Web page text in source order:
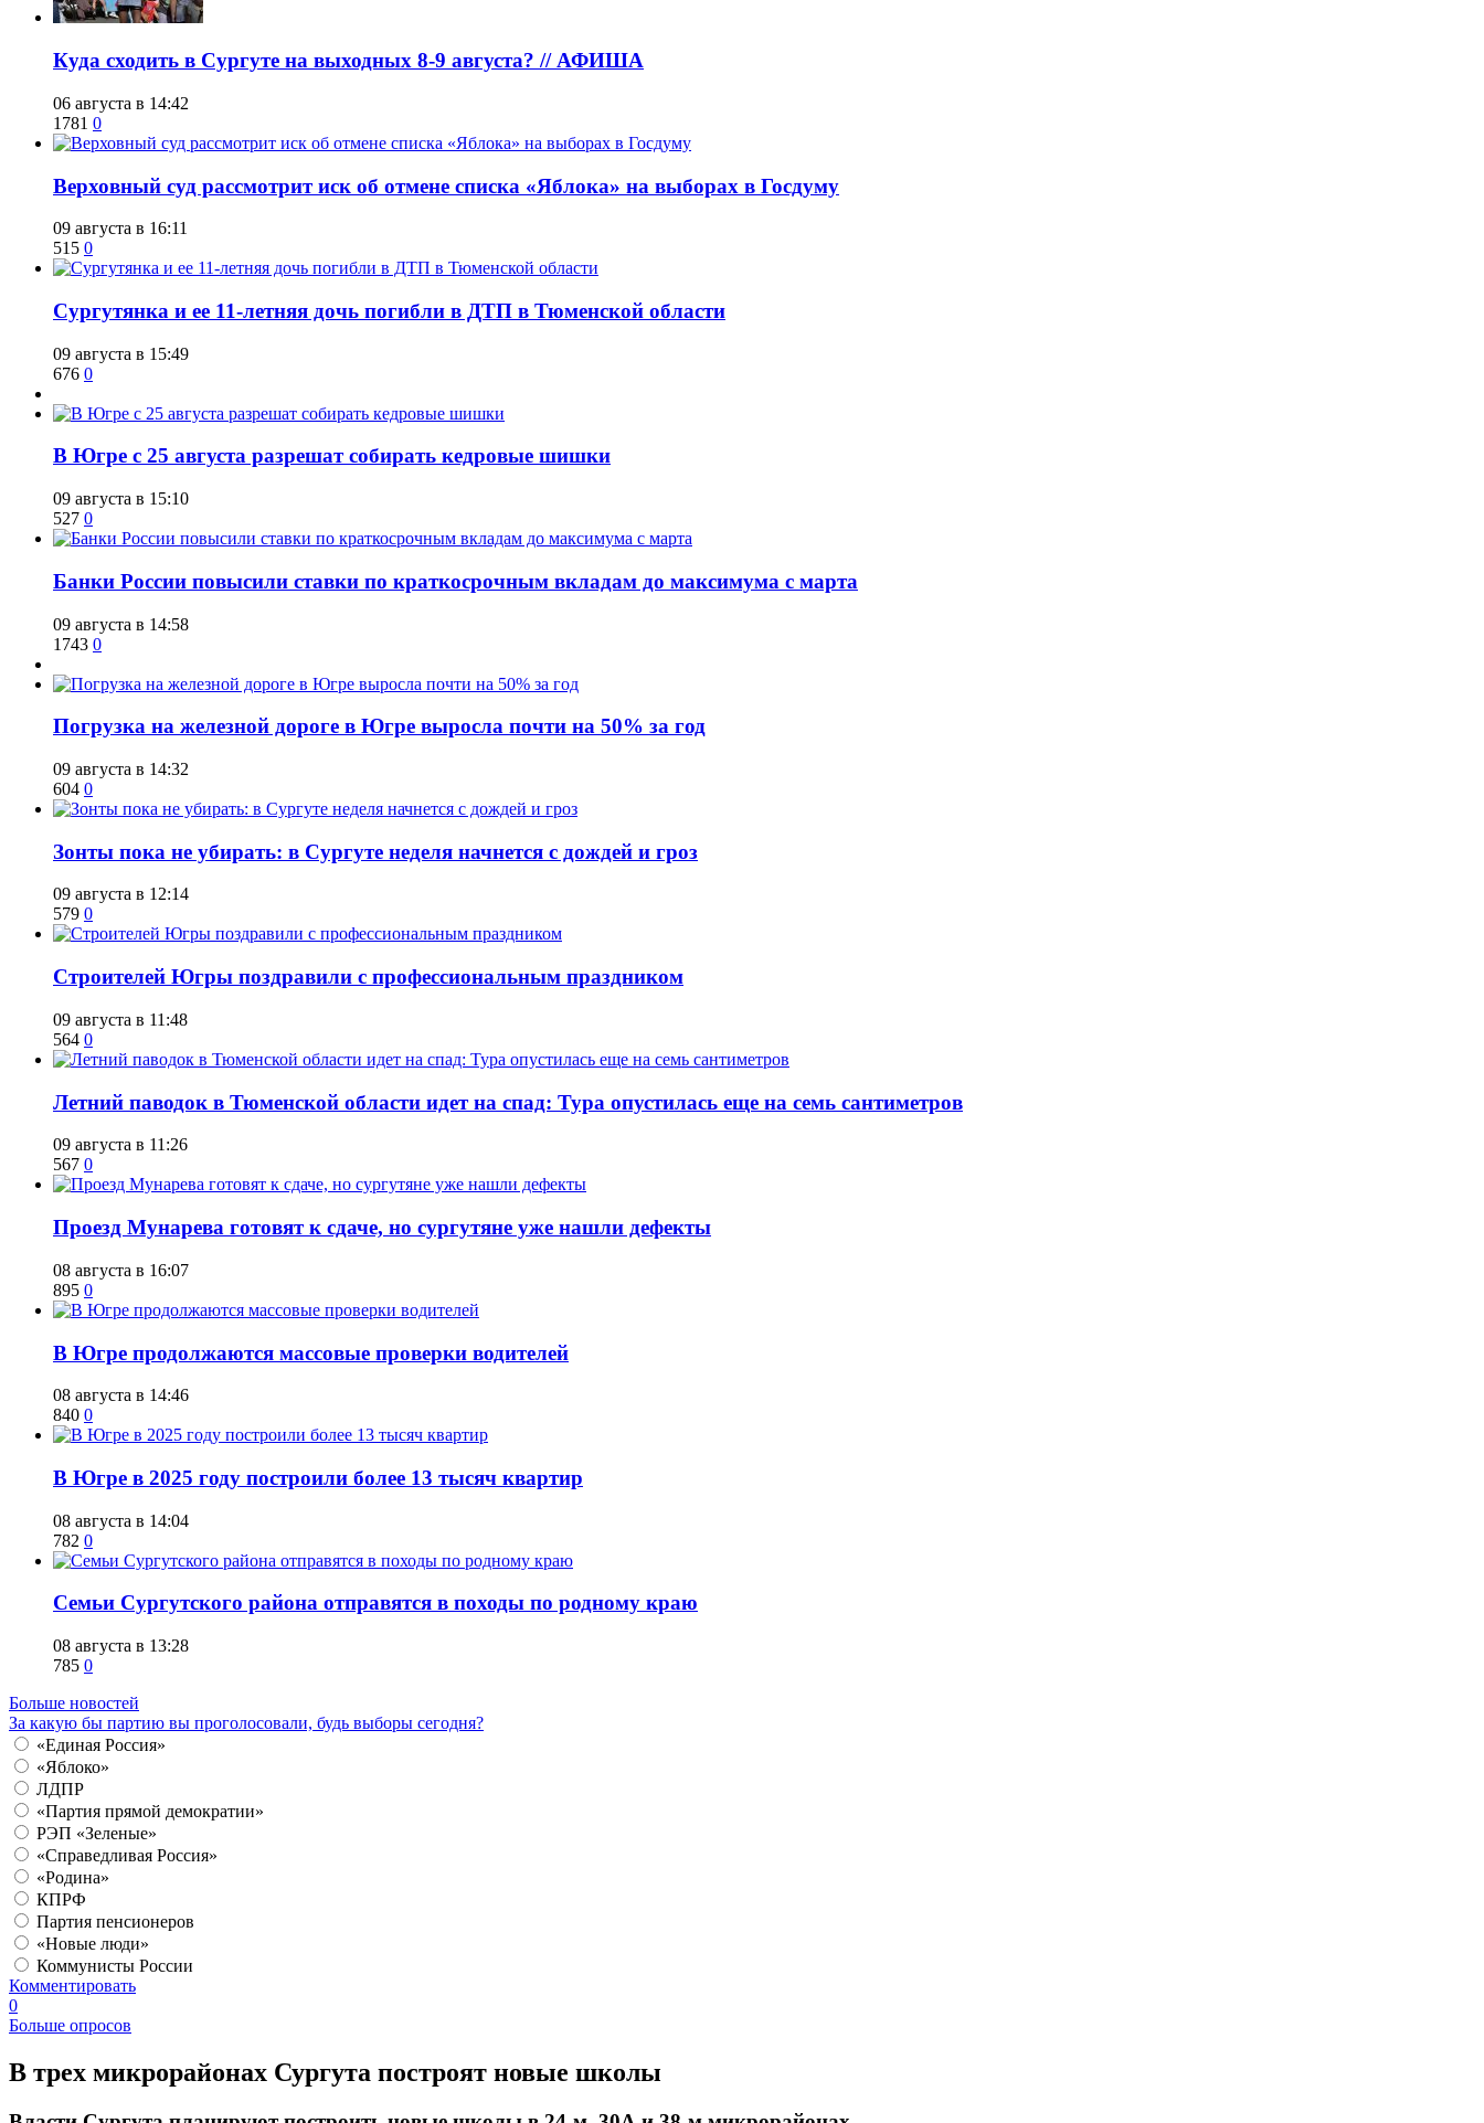
​Куда сходить в Сургуте на выходных 8-9 августа? // АФИША
06 августа в 14:42
1781 0
​Верховный суд рассмотрит иск об отмене списка «Яблока» на выборах в Госдуму
09 августа в 16:11
515 0
Сургутянка и ее 11-летняя дочь погибли в ДТП в Тюменской области
09 августа в 15:49
676 0
​В Югре с 25 августа разрешат собирать кедровые шишки
09 августа в 15:10
527 0
​Банки России повысили ставки по краткосрочным вкладам до максимума с марта
09 августа в 14:58
1743 0
​Погрузка на железной дороге в Югре выросла почти на 50% за год
09 августа в 14:32
604 0
​Зонты пока не убирать: в Сургуте неделя начнется с дождей и гроз
09 августа в 12:14
579 0
​Строителей Югры поздравили с профессиональным праздником
09 августа в 11:48
564 0
​Летний паводок в Тюменской области идет на спад: Тура опустилась еще на семь сантиметров
09 августа в 11:26
567 0
​Проезд Мунарева готовят к сдаче, но сургутяне уже нашли дефекты
08 августа в 16:07
895 0
​В Югре продолжаются массовые проверки водителей
08 августа в 14:46
840 0
​В Югре в 2025 году построили более 13 тысяч квартир
08 августа в 14:04
782 0
​Семьи Сургутского района отправятся в походы по родному краю
08 августа в 13:28
785 0
Больше новостей
За какую бы партию вы проголосовали, будь выборы сегодня?
«Единая Россия»
«Яблоко»
ЛДПР
«Партия прямой демократии»
РЭП «Зеленые»
«Справедливая Россия»
«Родина»
КПРФ
Партия пенсионеров
«Новые люди»
Коммунисты России
Комментировать
0
Больше опросов
​В трех микрорайонах Сургута построят новые школы